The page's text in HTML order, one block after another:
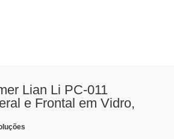
Lian Li PC-011
e Frontal em Vidro,